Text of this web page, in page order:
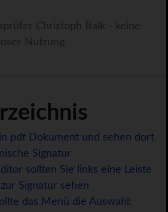
Christoph Balk - keine
Nutzung
pdf Dokument und sehen dort
Signatur
sollten Sie links eine Leiste
Signatur sehen
das Menü die Auswahl: